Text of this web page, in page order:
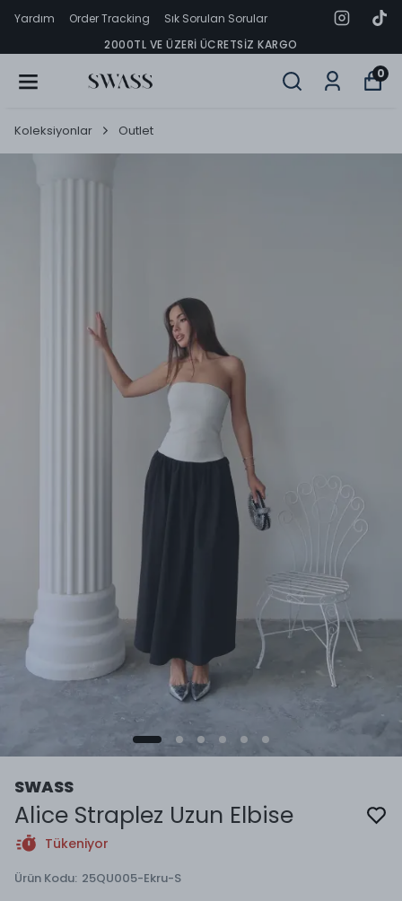
Yardım Order Tracking
Sık Sorulan Sorular
2000TL VE ÜZERI ÜCRETSIZ KARGO
0
Koleksiyonlar Outlet
SWASS
Alice Straplez Uzun Elbise
Tükeniyor
Ürün Kodu: 25QU005-Ekru-S